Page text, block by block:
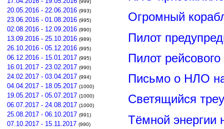
(999)
20.05.2016 - 22.06.2016 (993)
23.06.2016 - 01.08.2016 (995)
02.08.2016 - 12.09.2016 (990)
13.09.2016 - 25.10.2016 (989)
26.10.2016 - 05.12.2016 (995)
06.12.2016 - 15.01.2017 (995)
16.01.2017 - 23.02.2017 (990)
24.02.2017 - 03.04.2017 (994)
04.04.2017 - 18.05.2017 (1000)
19.05.2017 - 05.07.2017 (1000)
06.07.2017 - 24.08.2017 (1000)
25.08.2017 - 06.10.2017 (991)
07.10.2017 - 15.11.2017 (990)
Огромный
Пилот
Пилот
Письмо о НЛО
Светящийся
Тёмной энергии